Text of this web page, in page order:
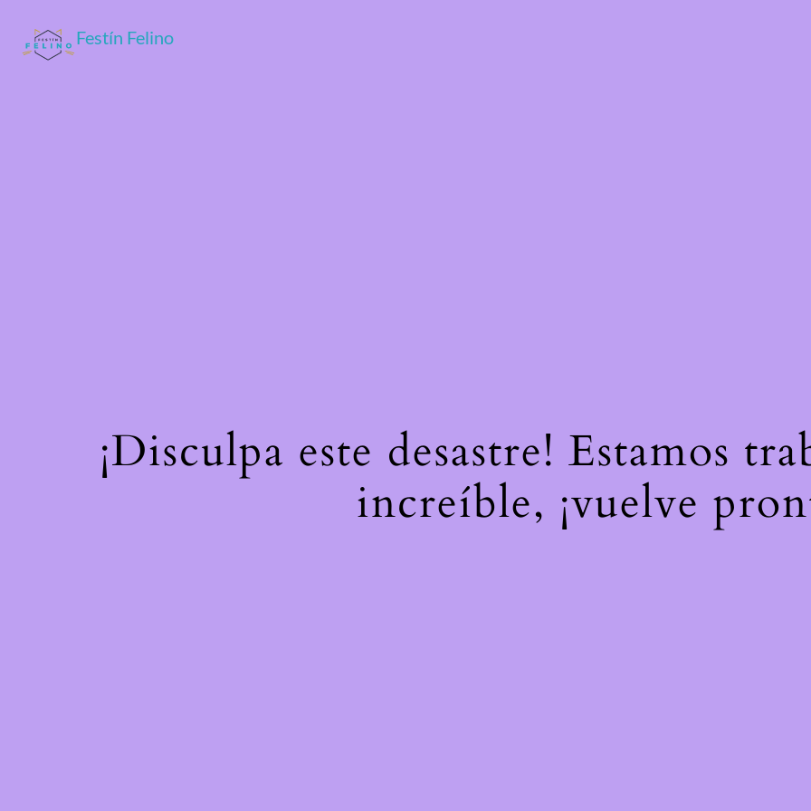
Festín Felino
¡Disculpa este desastre! Estamos
increíble, ¡vuelve